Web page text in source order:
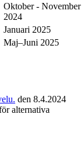
Oktober - November
2024
Januari 2025
Maj–Juni 2025
den 8.4.2024
alternativa